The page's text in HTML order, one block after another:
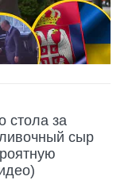
стола за
сыр